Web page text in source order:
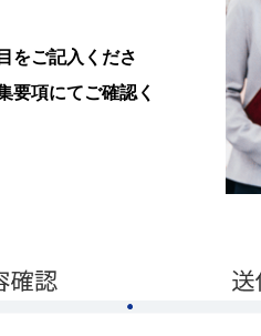
をご記⼊くださ
要項にてご確認く